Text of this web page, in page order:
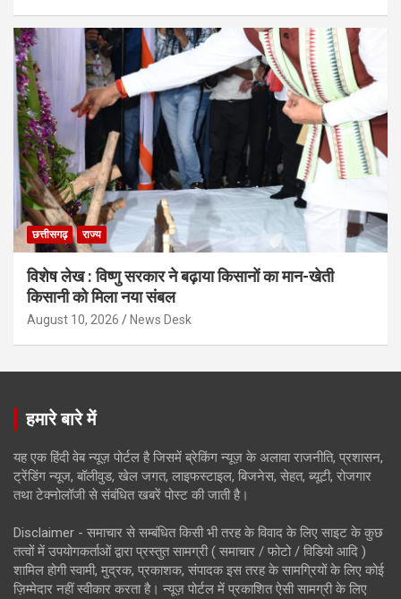
छत्तीसगढ़ राज्य
विशेष लेख : विष्णु सरकार ने बढ़ाया किसानों का मान-खेती
किसानी को मिला नया संबल
August 10, 2026 News Desk
हमारे बारे में
यह एक हिंदी वेब न्यूज़ पोर्टल है जिसमें ब्रेकिंग न्यूज़ के अलावा राजनीति, प्रशासन,
ट्रेंडिंग न्यूज, बॉलीवुड, खेल जगत, लाइफस्टाइल, बिजनेस, सेहत, ब्यूटी, रोजगार
तथा टेक्नोलॉजी से संबंधित खबरें पोस्ट की जाती है।
Disclaimer - समाचार से सम्बंधित किसी भी तरह के विवाद के लिए साइट के कुछ
तत्वों में उपयोगकर्ताओं द्वारा प्रस्तुत सामग्री ( समाचार / फोटो / विडियो आदि )
शामिल होगी स्वामी, मुद्रक, प्रकाशक, संपादक इस तरह के सामग्रियों के लिए कोई
ज़िम्मेदार नहीं स्वीकार करता है। न्यूज़ पोर्टल में प्रकाशित ऐसी सामग्री के लिए